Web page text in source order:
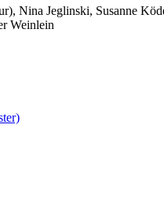
Nina Jeglinski, Susanne
Weinlein